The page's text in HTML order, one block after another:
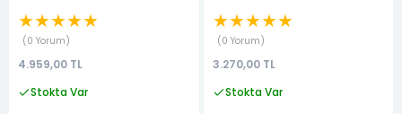
★★★★★
0 Yorum
4.959,00 TL
Stokta Var
★★★★★
0 Yorum
3.270,00 TL
Stokta Var